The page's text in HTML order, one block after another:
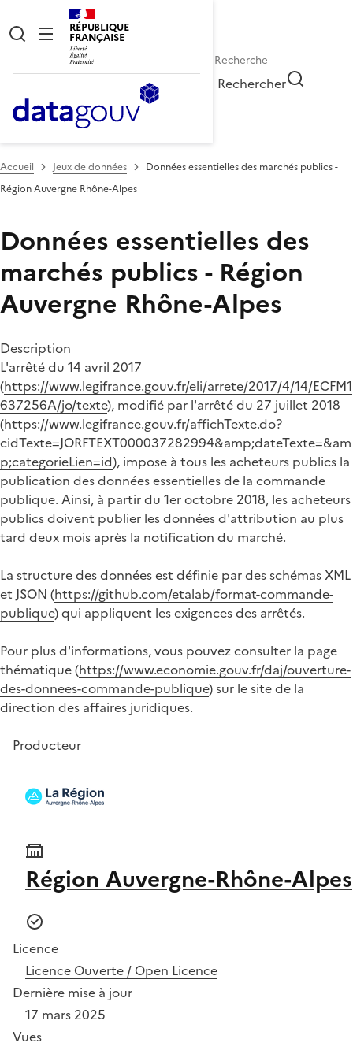
RÉPUBLIQUE
FRANÇAISE
Rechercher
Accueil Jeux de données
Données essentielles des marchés publics -
Région Auvergne Rhône-Alpes
Données essentielles des
marchés publics - Région
Auvergne Rhône-Alpes
Description
L'arrêté du 14 avril 2017
(https://www.legifrance.gouv.fr/eli/arrete/2017/4/14/ECFM1
637256A/jo/texte), modifié par l'arrêté du 27 juillet 2018
(https://www.legifrance.gouv.fr/affichTexte.do?
cidTexte=JORFTEXT000037282994&amp;dateTexte=&am
p;categorieLien=id), impose à tous les acheteurs publics la
publication des données essentielles de la commande
publique. Ainsi, à partir du 1er octobre 2018, les acheteurs
publics doivent publier les données d'attribution au plus
tard deux mois après la notification du marché.
La structure des données est définie par des schémas XML
et JSON (https://github.com/etalab/format-commande-
publique) qui appliquent les exigences des arrêtés.
Pour plus d'informations, vous pouvez consulter la page
thématique (https://www.economie.gouv.fr/daj/ouverture-
des-donnees-commande-publique) sur le site de la
direction des affaires juridiques.
Producteur
Région Auvergne-Rhône-Alpes
Licence
Licence Ouverte / Open Licence
Dernière mise à jour
17 mars 2025
Vues